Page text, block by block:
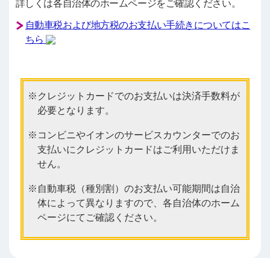
詳しくは各自治体のホームページをご確認ください。
自動車税および地方税のお支払い手続きについてはこ
ちら
クレジットカードでのお支払いは決済手数料が
必要となります。
コンビニやイオンのサービスカウンターでのお
支払いにクレジットカードはご利用いただけま
せん。
自動車税（種別割）のお支払い可能期間は自治
体によって異なりますので、各自治体のホーム
ページにてご確認ください。